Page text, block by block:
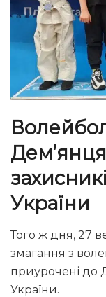
України
Того ж дня, 27
змагання з
приурочені до
України.